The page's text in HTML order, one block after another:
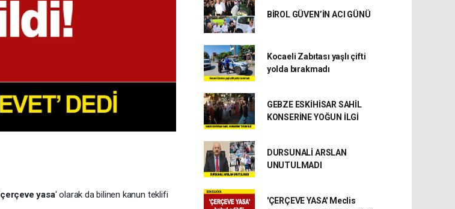
çerçeve yasa' olarak da bilinen kanun teklifi
BİROL GÜVEN’İN ACI GÜNÜ
Kocaeli Zabıtası yaşlı çifti
yolda bırakmadı
GEBZE ESKİHİSAR SAHİL
KONSERİNE YOĞUN İLGİ
DURSUNALİ ARSLAN
UNUTULMADI
'ÇERÇEVE YASA' Meclis